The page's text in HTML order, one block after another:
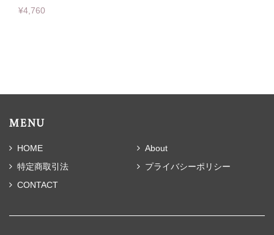
¥4,760
MENU
HOME
About
特定商取引法
プライバシーポリシー
CONTACT